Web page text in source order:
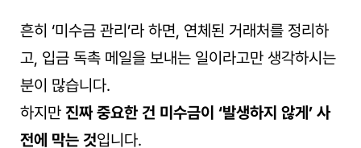
흔히 ‘미수금 관리’라 하면, 연체된 거래처를 정리하
고, 입금 독촉 메일을 보내는 일이라고만 생각하시는
분이 많습니다.
하지만 진짜 중요한 건 미수금이 ‘발생하지 않게’ 사
전에 막는 것입니다.